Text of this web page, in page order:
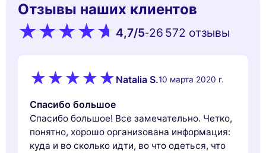
Отзывы наших клиентов
4,7/5-26 572 oтзывы
Natalia S.10 марта 2020 г.
Спасибо большое
Спасибо большое! Все замечательно. Четко,
понятно, хорошо организована информация:
куда и во сколько идти, во что одеться, что